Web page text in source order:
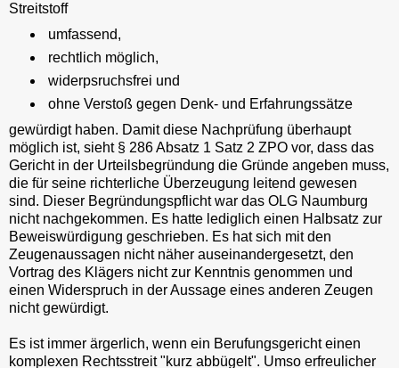
Streitstoff
umfassend,
rechtlich möglich,
widerpsruchsfrei und
ohne Verstoß gegen Denk- und Erfahrungssätze
gewürdigt haben. Damit diese Nachprüfung überhaupt
möglich ist, sieht § 286 Absatz 1 Satz 2 ZPO vor, dass das
Gericht in der Urteilsbegründung die Gründe angeben muss,
die für seine richterliche Überzeugung leitend gewesen
sind. Dieser Begründungspflicht war das OLG Naumburg
nicht nachgekommen. Es hatte lediglich einen Halbsatz zur
Beweiswürdigung geschrieben. Es hat sich mit den
Zeugenaussagen nicht näher auseinandergesetzt, den
Vortrag des Klägers nicht zur Kenntnis genommen und
einen Widerspruch in der Aussage eines anderen Zeugen
nicht gewürdigt.
Es ist immer ärgerlich, wenn ein Berufungsgericht einen
komplexen Rechtsstreit "kurz abbügelt". Umso erfreulicher